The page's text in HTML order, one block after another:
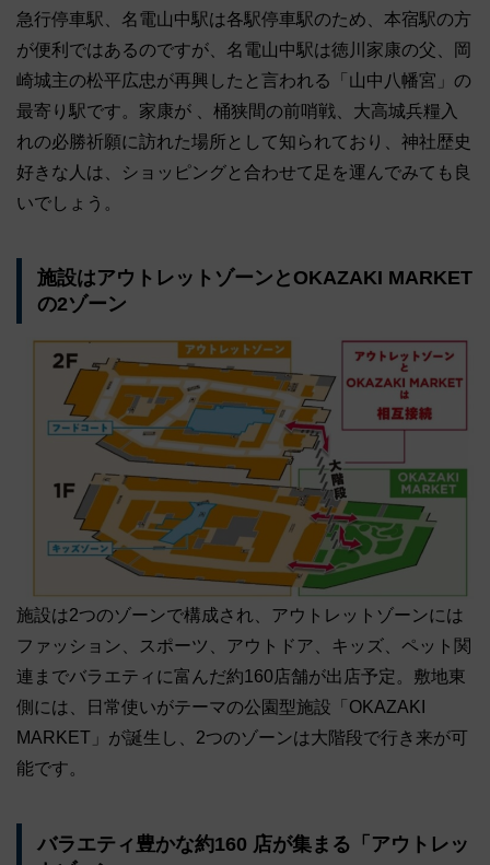
急行停車駅、名電山中駅は各駅停車駅のため、本宿駅の方
が便利ではあるのですが、名電山中駅は徳川家康の父、岡
崎城主の松平広忠が再興したと言われる「山中八幡宮」の
最寄り駅です。家康が 、桶狭間の前哨戦、大高城兵糧入
れの必勝祈願に訪れた場所として知られており、神社歴史
好きな人は、ショッピングと合わせて足を運んでみても良
いでしょう。
施設はアウトレットゾーンとOKAZAKI MARKET
の2ゾーン
施設は2つのゾーンで構成され、アウトレットゾーンには
ファッション、スポーツ、アウトドア、キッズ、ペット関
連までバラエティに富んだ約160店舗が出店予定。敷地東
側には、日常使いがテーマの公園型施設「OKAZAKI
MARKET」が誕生し、2つのゾーンは大階段で行き来が可
能です。
バラエティ豊かな約160 店が集まる「アウトレッ